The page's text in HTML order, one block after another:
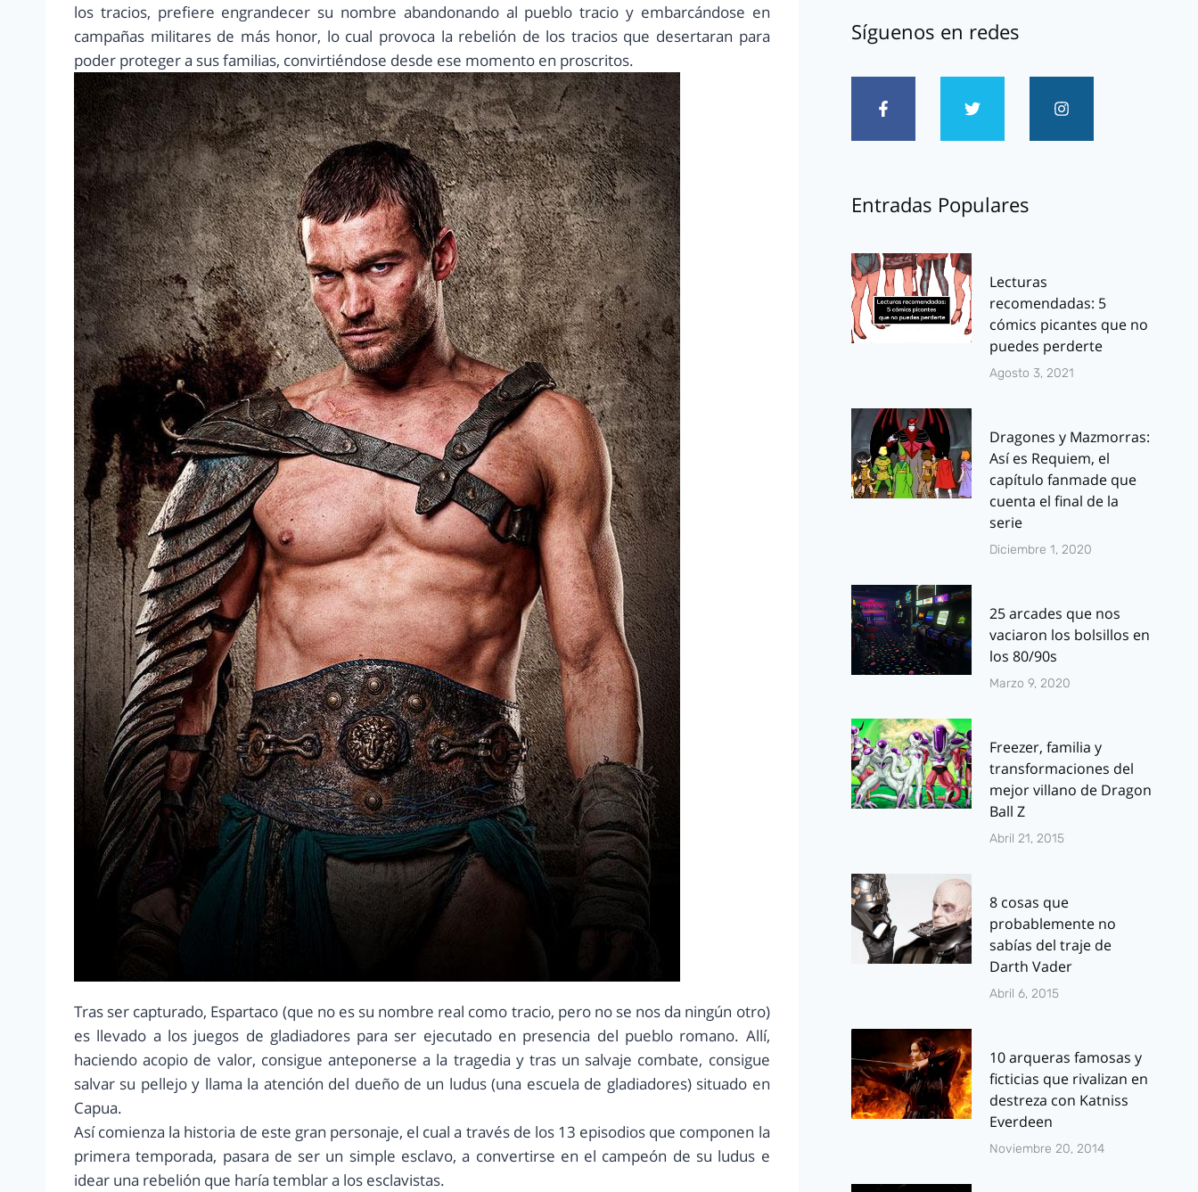
los tracios, prefiere engrandecer su nombre abandonando al pueblo tracio y embarcándose en
campañas militares de más honor, lo cual provoca la rebelión de los tracios que desertaran para
poder proteger a sus familias, convirtiéndose desde ese momento en proscritos.
Tras ser capturado, Espartaco (que no es su nombre real como tracio, pero no se nos da ningún otro)
es llevado a los juegos de gladiadores para ser ejecutado en presencia del pueblo romano. Allí,
haciendo acopio de valor, consigue anteponerse a la tragedia y tras un salvaje combate, consigue
salvar su pellejo y llama la atención del dueño de un ludus (una escuela de gladiadores) situado en
Capua.
Así comienza la historia de este gran personaje, el cual a través de los 13 episodios que componen la
primera temporada, pasara de ser un simple esclavo, a convertirse en el campeón de su ludus e
idear una rebelión que haría temblar a los esclavistas.
Síguenos en redes
Entradas Populares
Lecturas
recomendadas: 5
cómics picantes que no
puedes perderte
Agosto 3, 2021
Dragones y Mazmorras:
Así es Requiem, el
capítulo fanmade que
cuenta el final de la
serie
Diciembre 1, 2020
25 arcades que nos
vaciaron los bolsillos en
los 80/90s
Marzo 9, 2020
Freezer, familia y
transformaciones del
mejor villano de Dragon
Ball Z
Abril 21, 2015
8 cosas que
probablemente no
sabías del traje de
Darth Vader
Abril 6, 2015
10 arqueras famosas y
ficticias que rivalizan en
destreza con Katniss
Everdeen
Noviembre 20, 2014